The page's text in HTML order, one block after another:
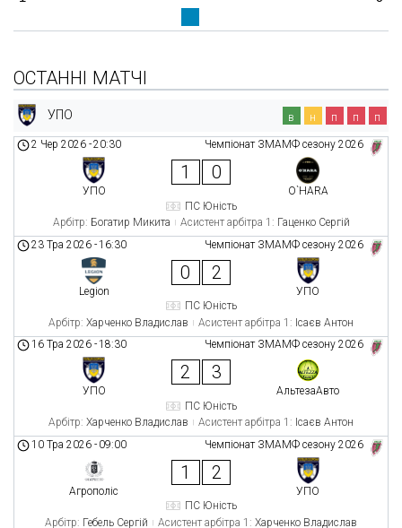
ОСТАННІ МАТЧІ
УПО в н п п п
Чемпіонат ЗМАМФ сезону 2026
2 Чер 2026 -20:30
УПО
1 0
O`HARA
ПС Юність
Арбітр: Богатир Микита Асистент арбітра 1: Гаценко Сергій
Чемпіонат ЗМАМФ сезону 2026
23 Тра 2026 -16:30
Legion
0 2
УПО
ПС Юність
Арбітр: Харченко Владислав Асистент арбітра 1: Ісаєв Антон
Чемпіонат ЗМАМФ сезону 2026
16 Тра 2026 -18:30
УПО
2 3
АльтезаАвто
ПС Юність
Арбітр: Харченко Владислав Асистент арбітра 1: Ісаєв Антон
Чемпіонат ЗМАМФ сезону 2026
10 Тра 2026 - 09:00
Агрополіс
1 2
УПО
ПС Юність
Арбітр: Гебель Сергій Асистент арбітра 1: Харченко Владислав